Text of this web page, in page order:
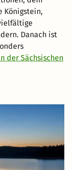
Königstein,
Danach ist
der Sächsischen